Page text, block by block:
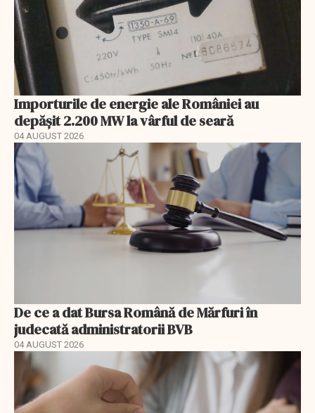
Importurile de energie ale României au
depășit 2.200 MW la vârful de seară
04 AUGUST 2026
De ce a dat Bursa Română de Mărfuri în
judecată administratorii BVB
04 AUGUST 2026